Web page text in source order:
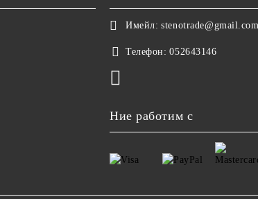
Имейл:
Телефон: 052643146
Ние работим с